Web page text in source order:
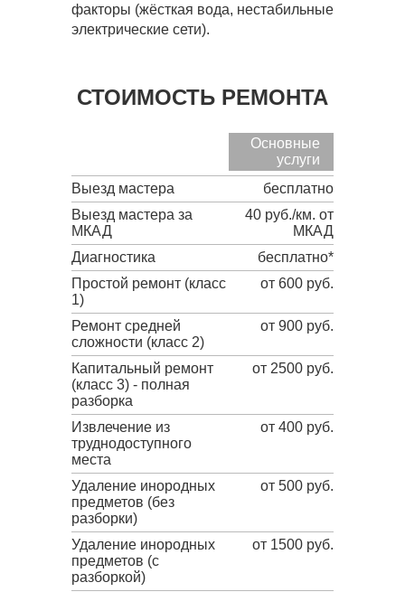
факторы (жёсткая вода, нестабильные
электрические сети).
СТОИМОСТЬ РЕМОНТА
Основные
услуги
Выезд мастера
бесплатно
Выезд мастера за
МКАД
40 руб./км. от
МКАД
Диагностика
бесплатно*
Простой ремонт (класс
1)
от 600 руб.
Ремонт средней
сложности (класс 2)
от 900 руб.
Капитальный ремонт
(класс 3) - полная
разборка
от 2500 руб.
Извлечение из
труднодоступного
места
от 400 руб.
Удаление инородных
предметов (без
разборки)
от 500 руб.
Удаление инородных
предметов (с
разборкой)
от 1500 руб.